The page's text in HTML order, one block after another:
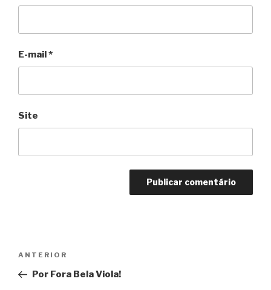
E-mail*
Site
Post
Anterior
ANTERIOR
Por Fora Bela Viola!